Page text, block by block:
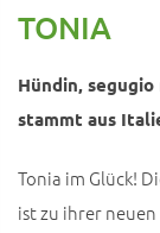
TONIA
Hündin,
stammt aus
Tonia im Glück!
ist zu ihrer